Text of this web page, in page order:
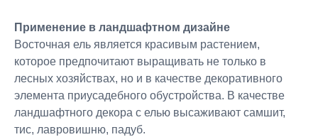
Применение в ландшафтном дизайне
Восточная ель является красивым растением,
которое предпочитают выращивать не только в
лесных хозяйствах, но и в качестве декоративного
элемента приусадебного обустройства. В качестве
ландшафтного декора с елью высаживают самшит,
тис, лавровишню, падуб.